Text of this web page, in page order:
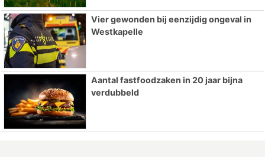
Vier gewonden bij eenzijdig ongeval in
Westkapelle
Aantal fastfoodzaken in 20 jaar bijna
verdubbeld